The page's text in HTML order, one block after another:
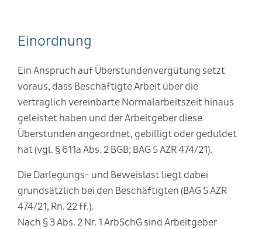
Einordnung
Ein Anspruch auf Überstundenvergütung setzt
voraus, dass Beschäftigte Arbeit über die
vertraglich vereinbarte Normalarbeitszeit hinaus
geleistet haben und der Arbeitgeber diese
Überstunden angeordnet, gebilligt oder geduldet
hat (vgl. § 611a Abs. 2 BGB; BAG 5 AZR 474/21).
Die Darlegungs- und Beweislast liegt dabei
grundsätzlich bei den Beschäftigten (BAG 5 AZR
474/21, Rn. 22 ff.).
Nach § 3 Abs. 2 Nr. 1 ArbSchG sind Arbeitgeber